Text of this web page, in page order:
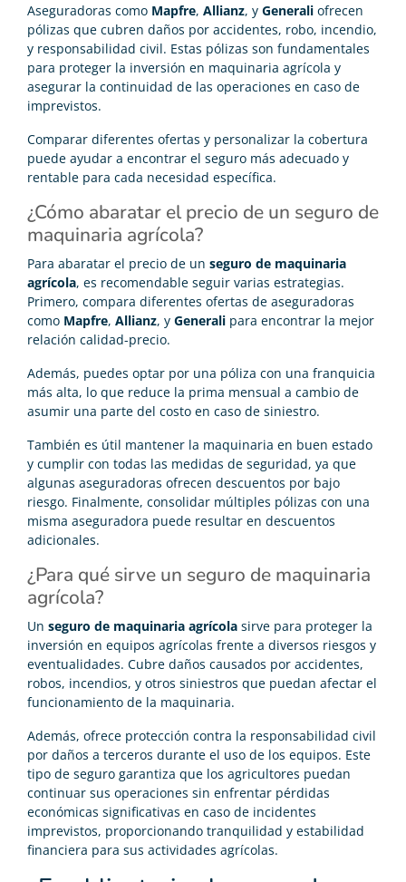
Aseguradoras como Mapfre, Allianz, y Generali ofrecen
pólizas que cubren daños por accidentes, robo, incendio,
y responsabilidad civil. Estas pólizas son fundamentales
para proteger la inversión en maquinaria agrícola y
asegurar la continuidad de las operaciones en caso de
imprevistos.
Comparar diferentes ofertas y personalizar la cobertura
puede ayudar a encontrar el seguro más adecuado y
rentable para cada necesidad específica.
¿Cómo abaratar el precio de un seguro de
maquinaria agrícola?
Para abaratar el precio de un seguro de maquinaria
agrícola, es recomendable seguir varias estrategias.
Primero, compara diferentes ofertas de aseguradoras
como Mapfre, Allianz, y Generali para encontrar la mejor
relación calidad-precio.
Además, puedes optar por una póliza con una franquicia
más alta, lo que reduce la prima mensual a cambio de
asumir una parte del costo en caso de siniestro.
También es útil mantener la maquinaria en buen estado
y cumplir con todas las medidas de seguridad, ya que
algunas aseguradoras ofrecen descuentos por bajo
riesgo. Finalmente, consolidar múltiples pólizas con una
misma aseguradora puede resultar en descuentos
adicionales.
¿Para qué sirve un seguro de maquinaria
agrícola?
Un seguro de maquinaria agrícola sirve para proteger la
inversión en equipos agrícolas frente a diversos riesgos y
eventualidades. Cubre daños causados por accidentes,
robos, incendios, y otros siniestros que puedan afectar el
funcionamiento de la maquinaria.
Además, ofrece protección contra la responsabilidad civil
por daños a terceros durante el uso de los equipos. Este
tipo de seguro garantiza que los agricultores puedan
continuar sus operaciones sin enfrentar pérdidas
económicas significativas en caso de incidentes
imprevistos, proporcionando tranquilidad y estabilidad
financiera para sus actividades agrícolas.